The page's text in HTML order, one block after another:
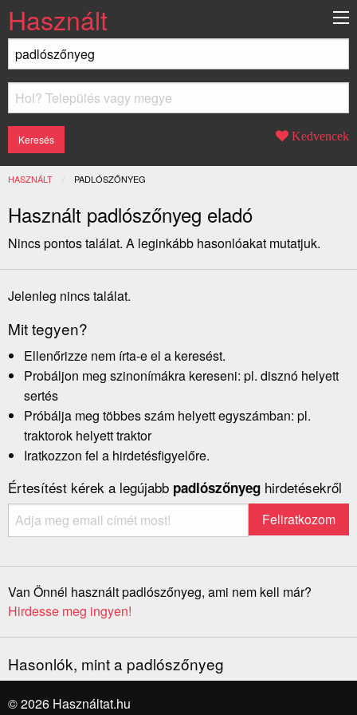
Használt
Kedvencek
HASZNÁLT JELENLEGI:
PADLÓSZŐNYEG
Használt padlószőnyeg eladó
Nincs pontos találat. A leginkább hasonlóakat mutatjuk.
Jelenleg nincs találat.
Mit tegyen?
Ellenőrizze nem írta-e el a keresést.
Probáljon meg szinonímákra kereseni: pl. disznó helyett
sertés
Próbálja meg többes szám helyett egyszámban: pl.
traktorok helyett traktor
Iratkozzon fel a hirdetésfigyelőre.
Értesítést kérek a legújabb padlószőnyeg hirdetésekről
Van Önnél használt padlószőnyeg, ami nem kell már?
Hirdesse meg ingyen!
Hasonlók, mint a padlószőnyeg
© 2026 Használtat.hu